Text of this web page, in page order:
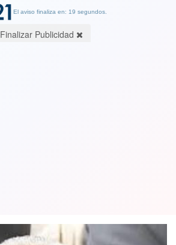
El aviso finaliza en: 19 segundos.
Finalizar Publicidad